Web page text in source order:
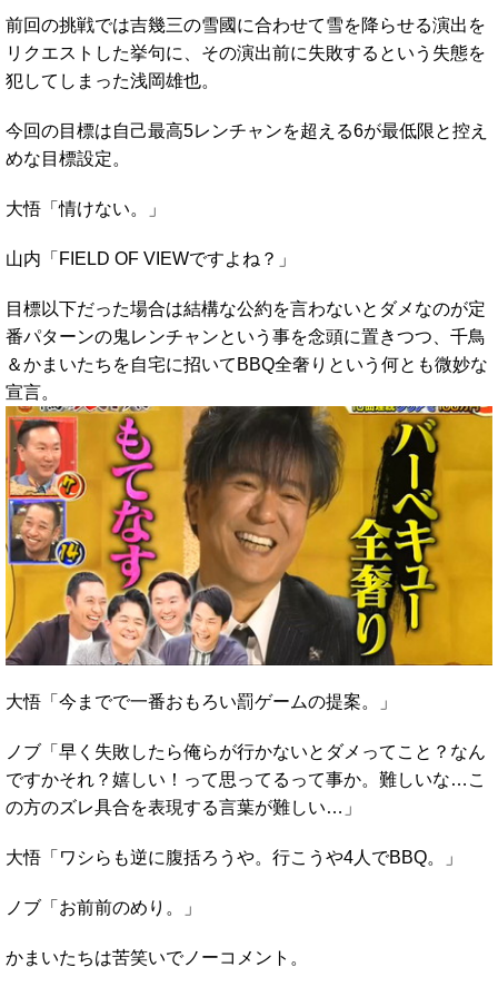
前回の挑戦では吉幾三の雪國に合わせて雪を降らせる演出を
リクエストした挙句に、その演出前に失敗するという失態を
犯してしまった浅岡雄也。
今回の目標は自己最高5レンチャンを超える6が最低限と控え
めな目標設定。
大悟「情けない。」
山内「FIELD OF VIEWですよね？」
目標以下だった場合は結構な公約を言わないとダメなのが定
番パターンの鬼レンチャンという事を念頭に置きつつ、千鳥
＆かまいたちを自宅に招いてBBQ全奢りという何とも微妙な
宣言。
大悟「今までで一番おもろい罰ゲームの提案。」
ノブ「早く失敗したら俺らが行かないとダメってこと？なん
ですかそれ？嬉しい！って思ってるって事か。難しいな…こ
の方のズレ具合を表現する言葉が難しい…」
大悟「ワシらも逆に腹括ろうや。行こうや4人でBBQ。」
ノブ「お前前のめり。」
かまいたちは苦笑いでノーコメント。